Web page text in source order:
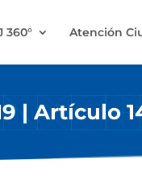
360° Atención
| Artículo